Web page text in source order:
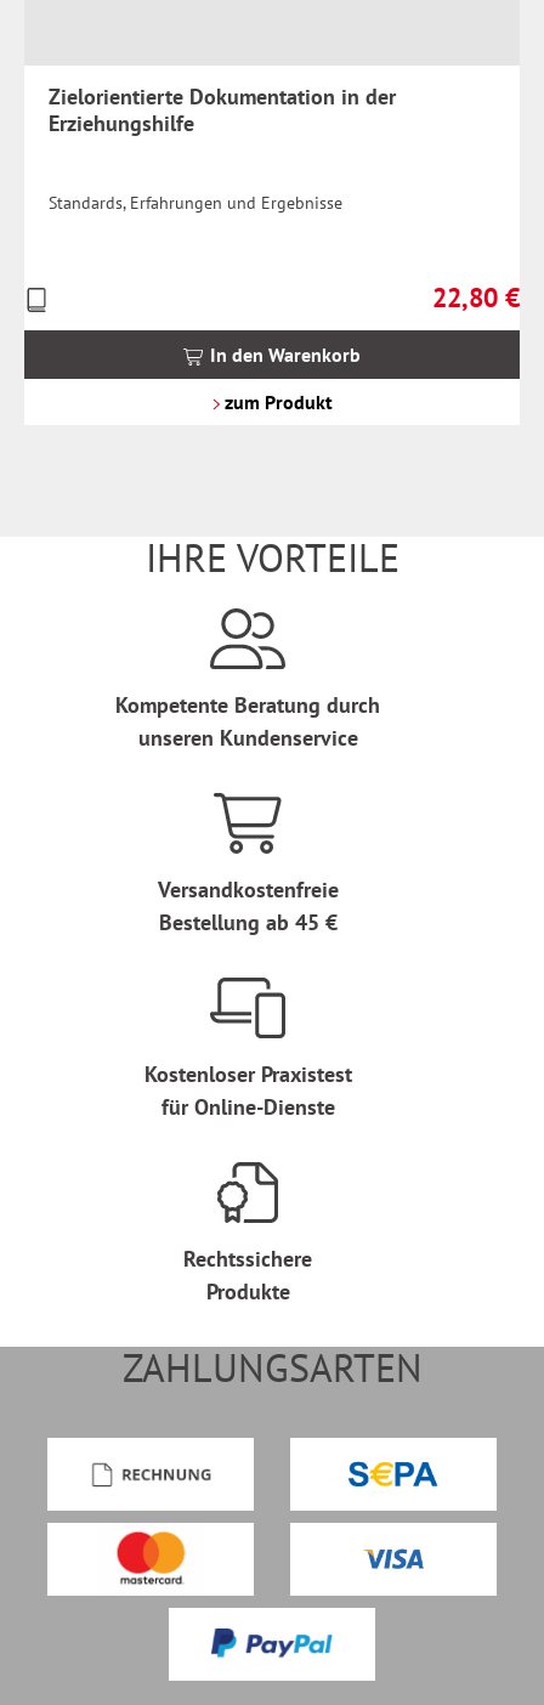
Zielorientierte Dokumentation in der
Erziehungshilfe
Standards, Erfahrungen und Ergebnisse
Regulärer
22,80 €
Preise
inkl.
In den Warenkorb
zum Produkt
IHRE VORTEILE
Kompetente Beratung durch
unseren Kundenservice
Versandkostenfreie
Bestellung ab 45 €
Kostenloser Praxistest
für Online-Dienste
Rechtssichere
Produkte
ZAHLUNGSARTEN